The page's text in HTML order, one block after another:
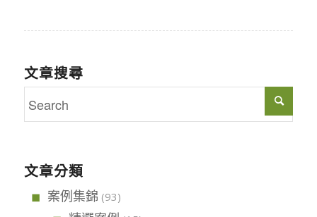
文章搜尋
文章分類
案例集錦 (93)